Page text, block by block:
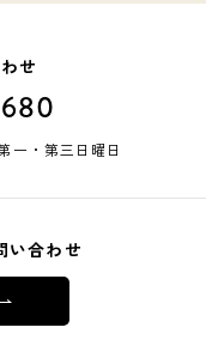
せ
・第三日曜日
い合わせ